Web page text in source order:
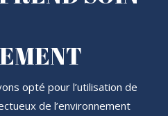
opté pour l’utilisation de
de l’environnement